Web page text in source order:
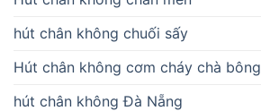
hút chân không chuối sấy
Hút chân không cơm cháy chà bông
hút chân không Đà Nẵng